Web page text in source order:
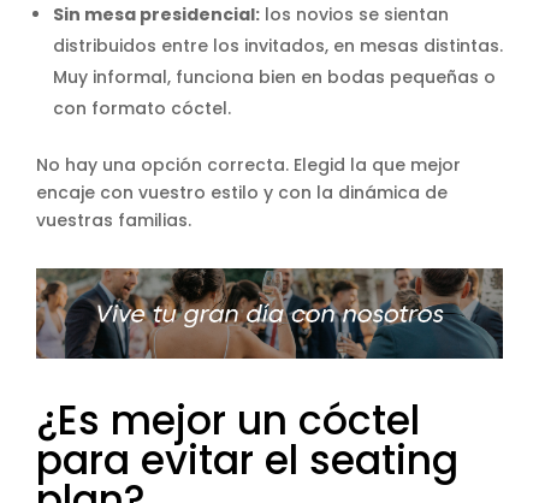
Sin mesa presidencial: los novios se sientan
distribuidos entre los invitados, en mesas distintas.
Muy informal, funciona bien en bodas pequeñas o
con formato cóctel.
No hay una opción correcta. Elegid la que mejor
encaje con vuestro estilo y con la dinámica de
vuestras familias.
¿Es mejor un cóctel
para evitar el seating